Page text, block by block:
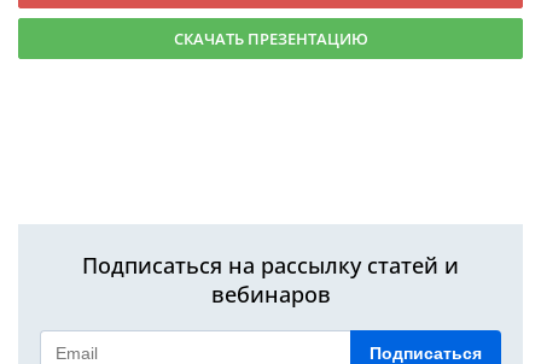
СКАЧАТЬ ПРЕЗЕНТАЦИЮ
Подписаться на рассылку статей и
вебинаров
Подписаться